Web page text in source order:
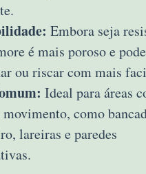
Embora seja
é mais poroso e pode
ou riscar com mais
Ideal para áreas
como
lareiras e paredes